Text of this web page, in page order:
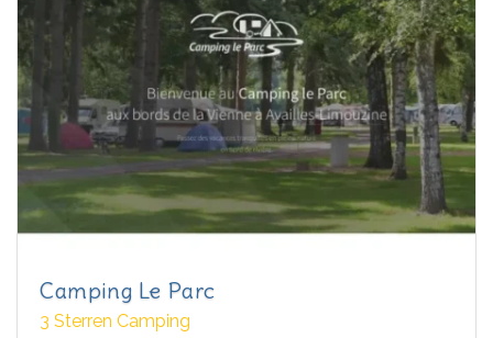
Camping Le Parc
3 Sterren Camping